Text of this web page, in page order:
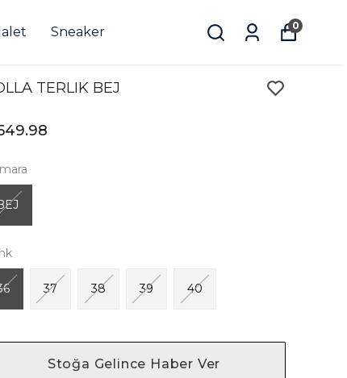
Sneaker 0
TERLIK BEJ
37 38 39 40
Stoğa Gelince Haber Ver